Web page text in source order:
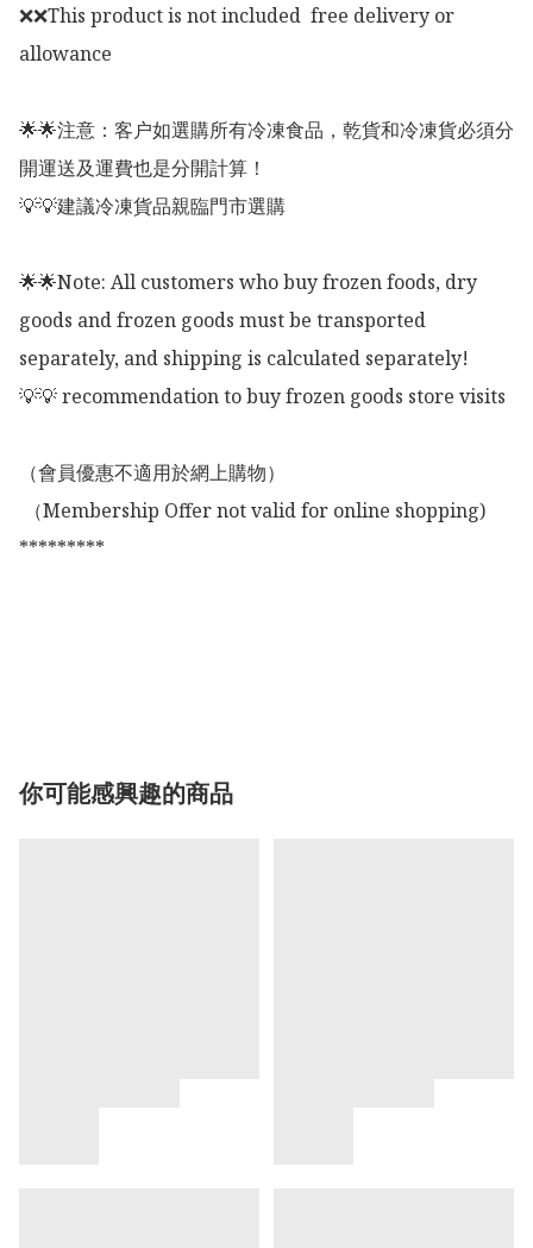
❌❌This product is not included  free delivery or
allowance
🌟🌟注意：客户如選購所有冷凍食品，乾貨和冷凍貨必須分
開運送及運費也是分開計算！
💡💡建議冷凍貨品親臨門市選購
🌟🌟Note: All customers who buy frozen foods, dry
goods and frozen goods must be transported
separately, and shipping is calculated separately!
💡💡 recommendation to buy frozen goods store visits
（會員優惠不適用於網上購物）
*********
你可能感興趣的商品